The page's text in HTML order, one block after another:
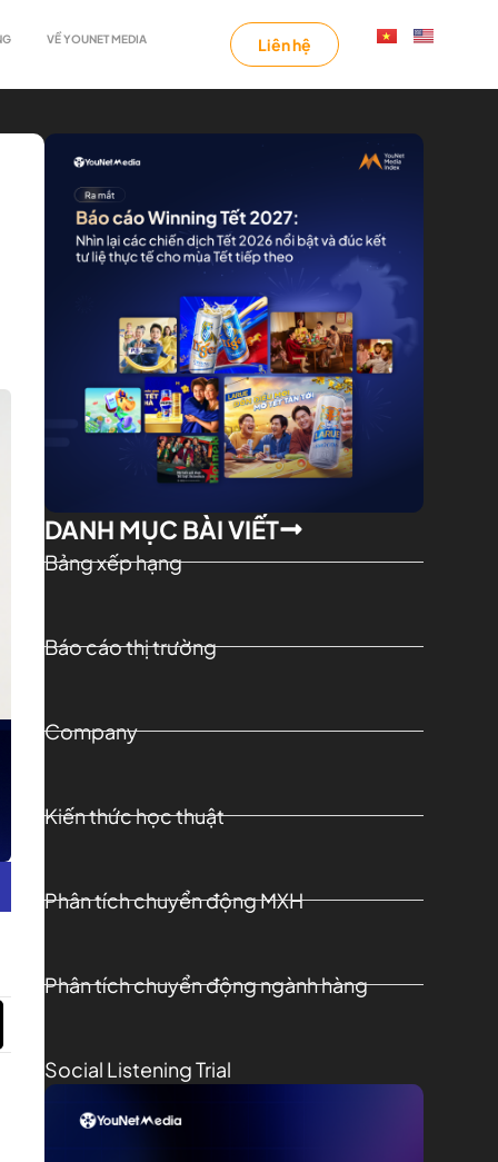
VỀ YOUNET MEDIA Liên hệ
DANH MỤC BÀI VIẾT
Bảng xếp hạng
Báo cáo thị trường
Company
Kiến thức học thuật
Phân tích chuyển động MXH
Phân tích chuyển động ngành hàng
Social Listening Trial